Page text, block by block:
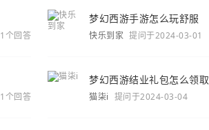
1个回答
梦幻西游手游怎么玩舒服
快乐到家 提问于2024-03-01
1个回答
梦幻西游结业礼包怎么领取
猫柒i 提问于2024-03-04